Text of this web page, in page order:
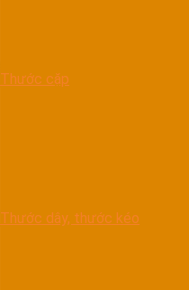
Thước cặp
Thước dây, thước kéo